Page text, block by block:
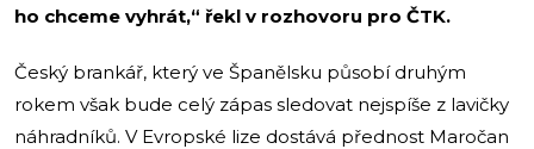
ho chceme vyhrát,“ řekl v rozhovoru pro ČTK.
Český brankář, který ve Španělsku působí druhým
rokem však bude celý zápas sledovat nejspíše z lavičky
náhradníků. V Evropské lize dostává přednost Maročan